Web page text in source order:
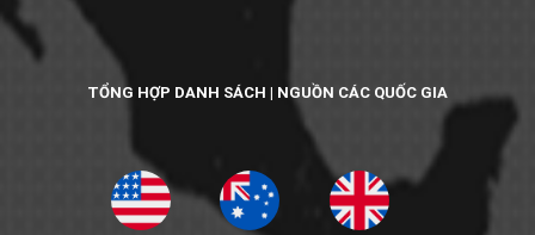
TỔNG HỢP DANH SÁCH | NGUỒN CÁC QUỐC GIA